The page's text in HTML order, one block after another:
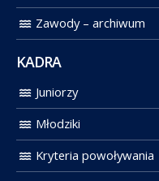
Zawody – archiwum
KADRA
Juniorzy
Młodziki
Kryteria powoływania